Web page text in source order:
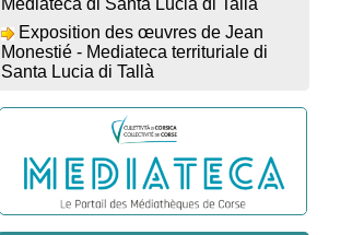
Exposition des œuvres de Jean
Monestié - Mediateca territuriale di
Santa Lucia di Tallà
Conférence d’astrophysique : “Au-
l’astrophysicien Paul Guerrini -
Médiathèque - Pitretu è Bicchisgià
Exposition des œuvres de
Dominique Malberti Morin : "Racines,
peintures acryliques et aquarelles" -
Mediateca territuriale di Santa Lucia di